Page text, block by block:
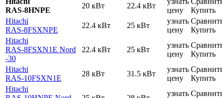
RAS-8HNPE
20 кВт 22.4 кВт
цену
Купить
Hitachi
RAS-8FSXNPE
22.4 кВт 25 кВт
узнать
цену
Купить
Hitachi
RAS-8FSXN1E Nord
-30
22.4 кВт 25 кВт
узнать
цену
Купить
Hitachi
RAS-10FSXN1E
28 кВт 31.5 кВт
узнать
цену
Купить
Hitachi
узнать